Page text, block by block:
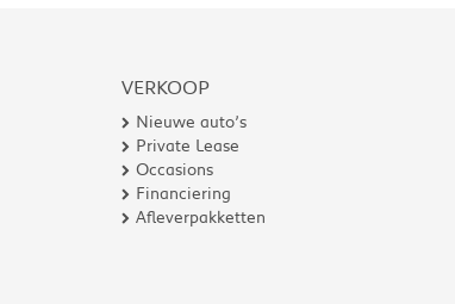
VERKOOP
Nieuwe auto’s
Private Lease
Occasions
Financiering
Afleverpakketten